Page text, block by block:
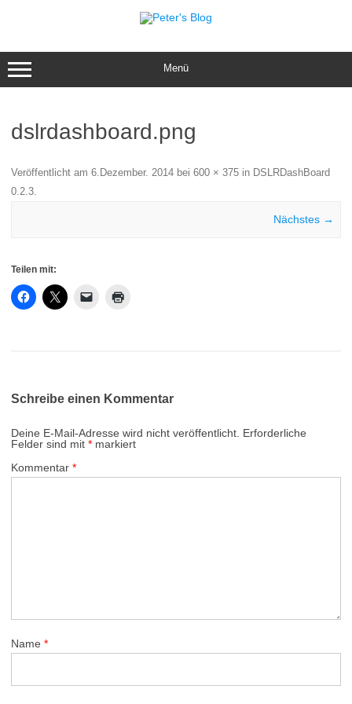
Menü
dslrdashboard.png
Veröffentlicht am 6.Dezember. 2014 bei 600 × 375 in DSLRDashBoard
0.2.3.
Nächstes →
Teilen mit:
Schreibe einen Kommentar
Deine E-Mail-Adresse wird nicht veröffentlicht. Erforderliche
Felder sind mit * markiert
Kommentar *
Name *